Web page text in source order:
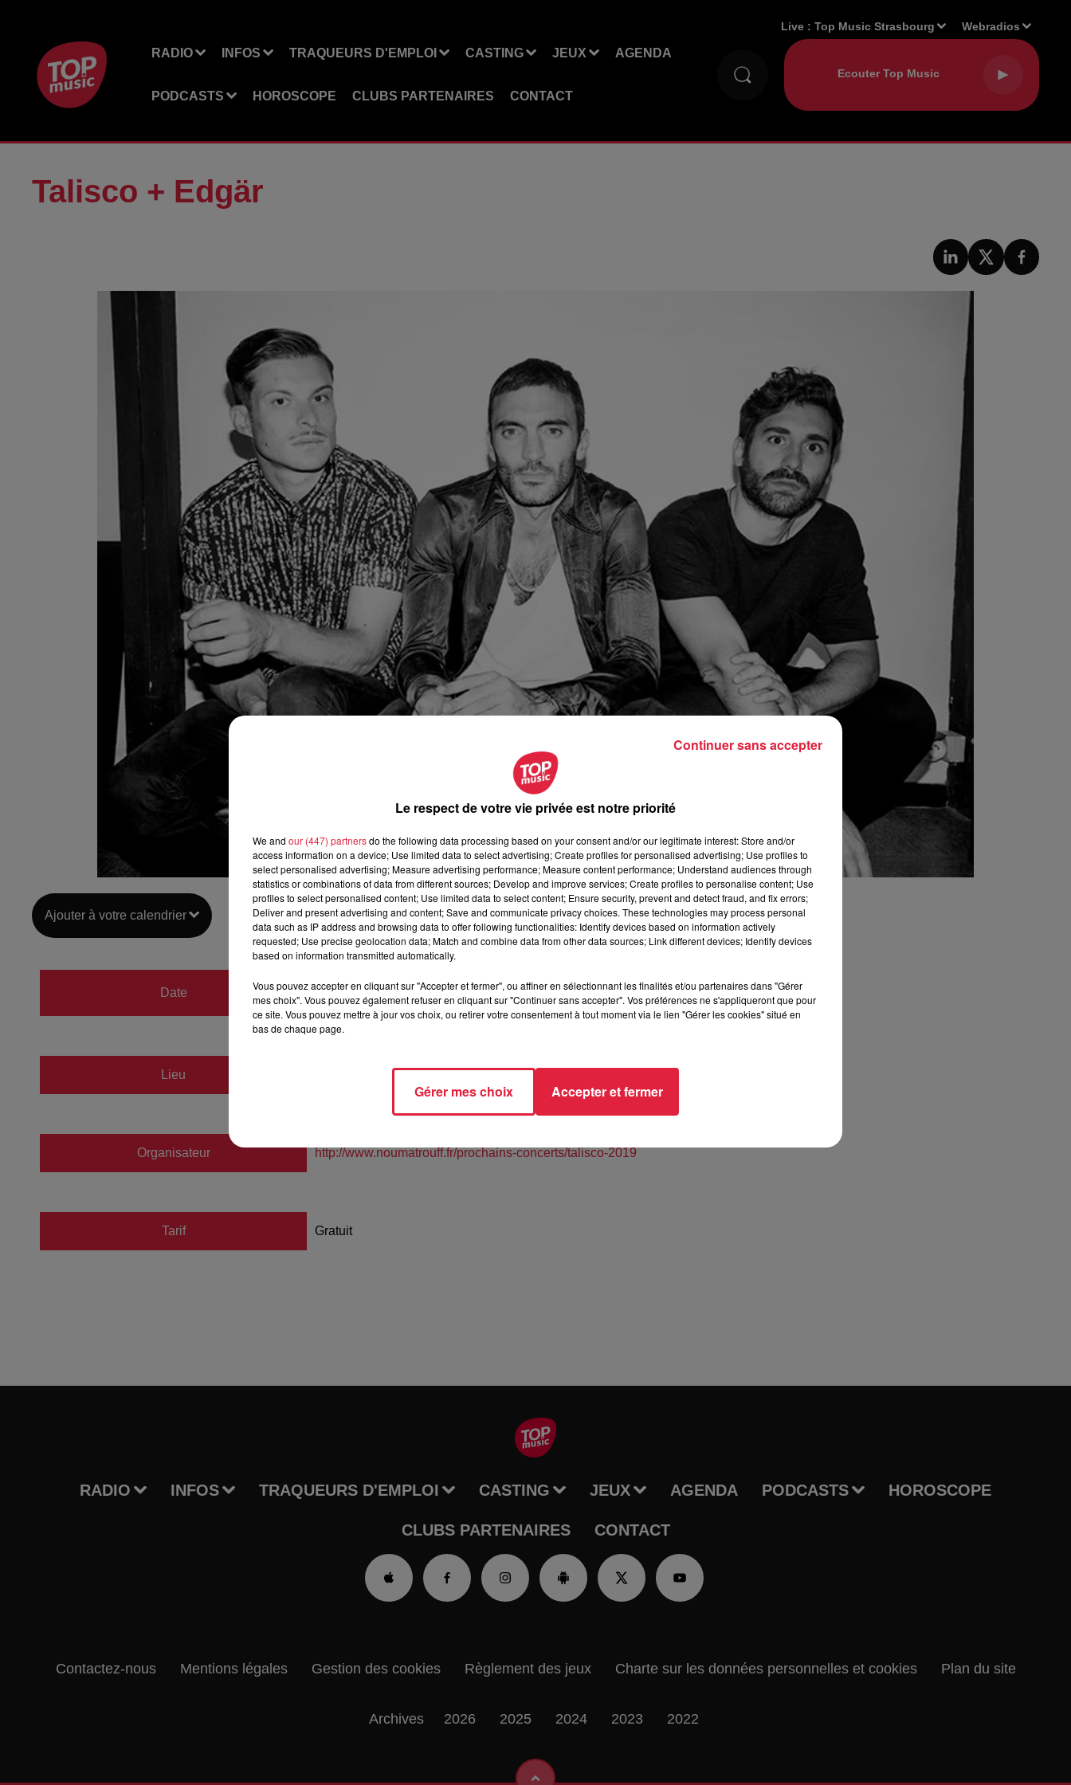
RADIO INFOS TRAQUEURS D'EMPLOI CASTING JEUX AGENDA
PODCASTS HOROSCOPE CLUBS PARTENAIRES CONTACT
Live :Top Music Strasbourg Webradios
Talisco + Edgär
Ajouter à votre calendrier
Date
au23 novembre 2019 à 0h00
Lieu
Organisateur http://www.noumatrouff.fr/prochains-concerts/talisco-2019
Tarif Gratuit
RADIO INFOS TRAQUEURS D'EMPLOI CASTING JEUX AGENDA PODCASTS HOROSCOPE
CLUBS PARTENAIRES CONTACT
Contactez-nous Mentions légales Gestion des cookies Règlement des jeux Charte sur les données personnelles et cookies Plan du site
Archives 2026 2025 2024 2023 2022
Le respect de votre vie privée est notre priorité
We and our (447) partnersdo the following data processing based on your consent and/or our legitimate interest: Store and/or
access information on a device; Use limited data to select advertising; Create profiles for personalised advertising; Use profiles to
select personalised advertising; Measure advertising performance; Measure content performance; Understand audiences through
statistics or combinations of data from different sources; Develop and improve services; Create profiles to personalise content; Use
profiles to select personalised content; Use limited data to select content; Ensure security, prevent and detect fraud, and fix errors;
Deliver and present advertising and content; Save and communicate privacy choices. These technologies may process personal
data such as IP address and browsing data to offer following functionalities: Identify devices based on information actively
requested; Use precise geolocation data; Match and combine data from other data sources; Link different devices; Identify devices
based on information transmitted automatically.
Vous pouvez accepter en cliquant sur "Accepter et fermer", ou affiner en sélectionnant les finalités et/ou partenaires dans "Gérer
mes choix". Vous pouvez également refuser en cliquant sur "Continuer sans accepter". Vos préférences ne s'appliqueront que pour
ce site. Vous pouvez mettre à jour vos choix, ou retirer votre consentement à tout moment via le lien "Gérer les cookies" situé en
bas de chaque page.
Gérer mes choix Accepter et fermer
Continuer sans accepter